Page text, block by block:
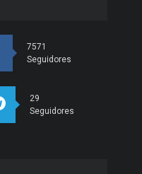
7571
Seguidores
29
Seguidores